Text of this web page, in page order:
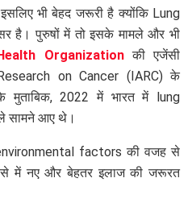
भी बेहद जरूरी है क्योंकि Lung
है। पुरुषों में तो इसके मामले और भी
Organizationकी एजेंसी
on Cancer (IARC) के
मुताबिक, 2022 में भारत में lung
सामने आए थे।
factors की वजह से
में नए और बेहतर इलाज की जरूरत